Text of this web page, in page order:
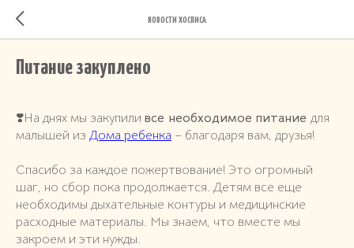
НОВОСТИ ХОСПИСА
Питание закуплено
❣️На днях мы закупили все необходимое питание для
малышей из Дома ребенка – благодаря вам, друзья!
Спасибо за каждое пожертвование! Это огромный
шаг, но сбор пока продолжается. Детям все еще
необходимы дыхательные контуры и медицинские
расходные материалы. Мы знаем, что вместе мы
закроем и эти нужды.